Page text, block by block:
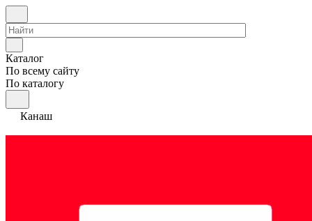
Каталог
По всему сайту
По каталогу
Канаш